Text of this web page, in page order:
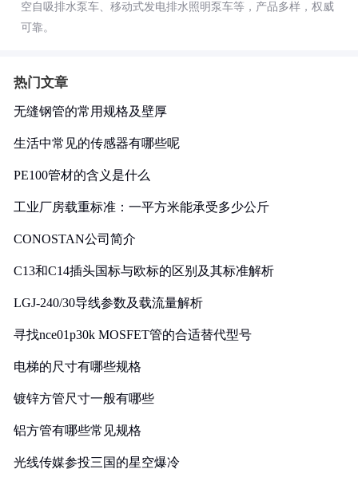
空自吸排水泵车、移动式发电排水照明泵车等，产品多样，权威
可靠。
热门文章
无缝钢管的常用规格及壁厚
生活中常见的传感器有哪些呢
PE100管材的含义是什么
工业厂房载重标准：一平方米能承受多少公斤
CONOSTAN公司简介
C13和C14插头国标与欧标的区别及其标准解析
LGJ-240/30导线参数及载流量解析
寻找nce01p30k MOSFET管的合适替代型号
电梯的尺寸有哪些规格
镀锌方管尺寸一般有哪些
铝方管有哪些常见规格
光线传媒参投三国的星空爆冷